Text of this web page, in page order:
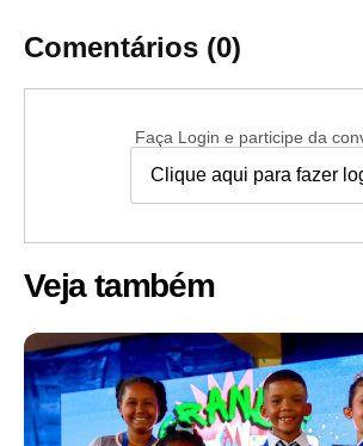
Comentários (0)
Faça Login e participe da
Clique aqui para fazer
Veja também